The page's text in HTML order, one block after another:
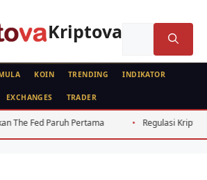
Kriptova
KOIN TRENDING INDIKATOR
EXCHANGES TRADER
Paruh Pertama Regulasi Kripto Indonesia
Validasi Berdasarkan